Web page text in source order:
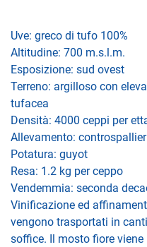
Uve: greco di tufo 100%
Altitudine: 700 m.s.l.m.
Esposizione: sud ovest
Terreno: argilloso con
tufacea
Densità: 4000 ceppi per
Allevamento:
Potatura: guyot
Resa: 1.2 kg per ceppo
Vendemmia: seconda
Vinificazione ed
vengono trasportati in
soffice. Il mosto fiore